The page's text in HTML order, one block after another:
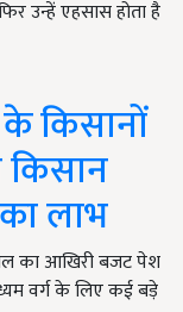
उन्हें एहसास होता है
किसानों
किसान
लाभ
का आखिरी बजट पेश
वर्ग के लिए कई बड़े